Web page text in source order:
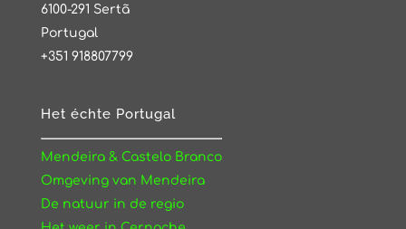
6100-291 Sertã
Portugal
+351 918807799
Het échte Portugal
Mendeira & Castelo Branco
Omgeving van Mendeira
De natuur in de regio